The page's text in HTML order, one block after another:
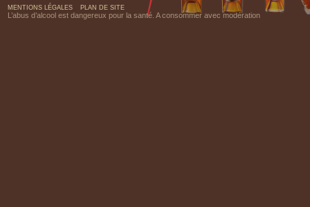
MENTIONS LÉGALES PLAN DE SITE
L’abus d’alcool est dangereux pour la santé. A consommer avec modération